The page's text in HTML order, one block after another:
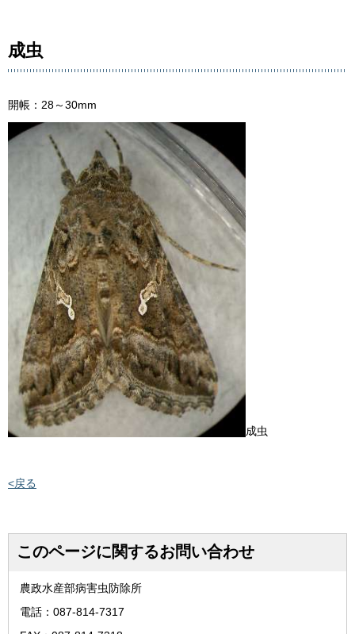
成虫
開帳：28～30mm
成虫
<戻る
このページに関するお問い合わせ
農政水産部病害虫防除所
電話：087-814-7317